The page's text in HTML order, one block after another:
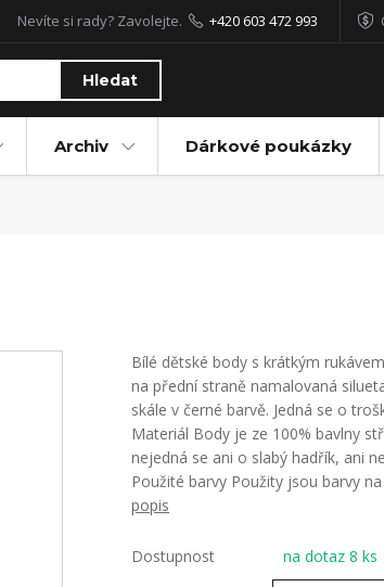
Hledat
Nevíte si rady? Zavolejte. +420 603 472 993
Archiv Dárkové poukázky
Bílé dětské body s krátkým
na přední straně namalovaná
skále v černé barvě. Jedná se o
Materiál Body je ze 100% bavlny
nejedná se ani o slabý hadřík, ani
Použité barvy Použity jsou barvy na
popis
Dostupnost na dotaz 8 ks